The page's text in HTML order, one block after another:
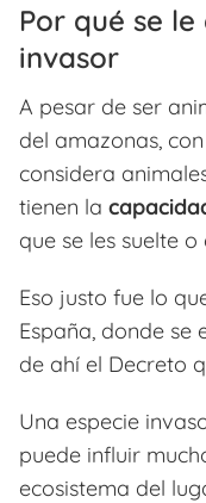
Por qué se
invasor
A pesar de ser
del amazonas,
considera
tienen la
que se les suelte o
Eso justo fue lo
España, donde se
de ahí el Decreto
Una especie
puede influir
ecosistema del